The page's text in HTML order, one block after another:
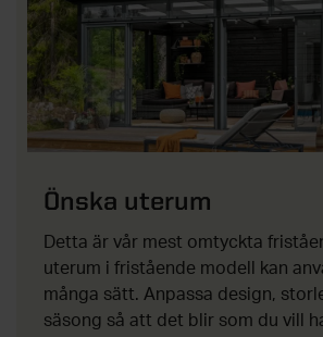
Önska uterum
Detta är vår mest omtyckta
uterum i fristående modell kan
många sätt. Anpassa design,
säsong så att det blir som du vill